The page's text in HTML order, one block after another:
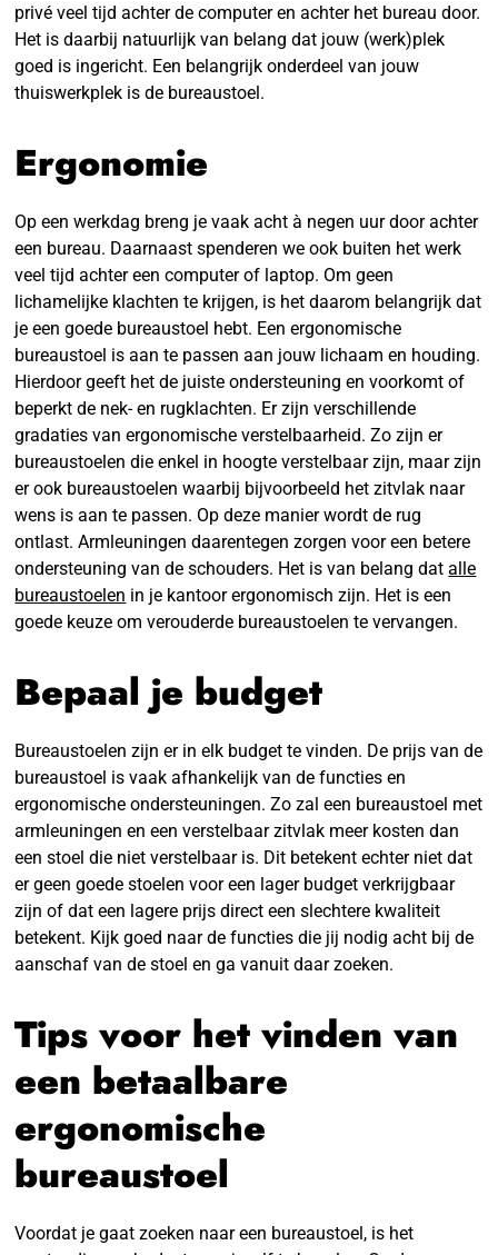
privé veel tijd achter de computer en achter het bureau door.
Het is daarbij natuurlijk van belang dat jouw (werk)plek
goed is ingericht. Een belangrijk onderdeel van jouw
thuiswerkplek is de bureaustoel.
Ergonomie
Op een werkdag breng je vaak acht à negen uur door achter
een bureau. Daarnaast spenderen we ook buiten het werk
veel tijd achter een computer of laptop. Om geen
lichamelijke klachten te krijgen, is het daarom belangrijk dat
je een goede bureaustoel hebt. Een ergonomische
bureaustoel is aan te passen aan jouw lichaam en houding.
Hierdoor geeft het de juiste ondersteuning en voorkomt of
beperkt de nek- en rugklachten. Er zijn verschillende
gradaties van ergonomische verstelbaarheid. Zo zijn er
bureaustoelen die enkel in hoogte verstelbaar zijn, maar zijn
er ook bureaustoelen waarbij bijvoorbeeld het zitvlak naar
wens is aan te passen. Op deze manier wordt de rug
ontlast. Armleuningen daarentegen zorgen voor een betere
ondersteuning van de schouders. Het is van belang datalle
bureaustoelen in je kantoor ergonomisch zijn. Het is een
goede keuze om verouderde bureaustoelen te vervangen.
Bepaal je budget
Bureaustoelen zijn er in elk budget te vinden. De prijs van de
bureaustoel is vaak afhankelijk van de functies en
ergonomische ondersteuningen. Zo zal een bureaustoel met
armleuningen en een verstelbaar zitvlak meer kosten dan
een stoel die niet verstelbaar is. Dit betekent echter niet dat
er geen goede stoelen voor een lager budget verkrijgbaar
zijn of dat een lagere prijs direct een slechtere kwaliteit
betekent. Kijk goed naar de functies die jij nodig acht bij de
aanschaf van de stoel en ga vanuit daar zoeken.
Tips voor het vinden van
een betaalbare
ergonomische
bureaustoel
Voordat je gaat zoeken naar een bureaustoel, is het